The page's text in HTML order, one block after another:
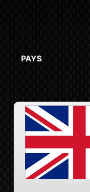
PAYS